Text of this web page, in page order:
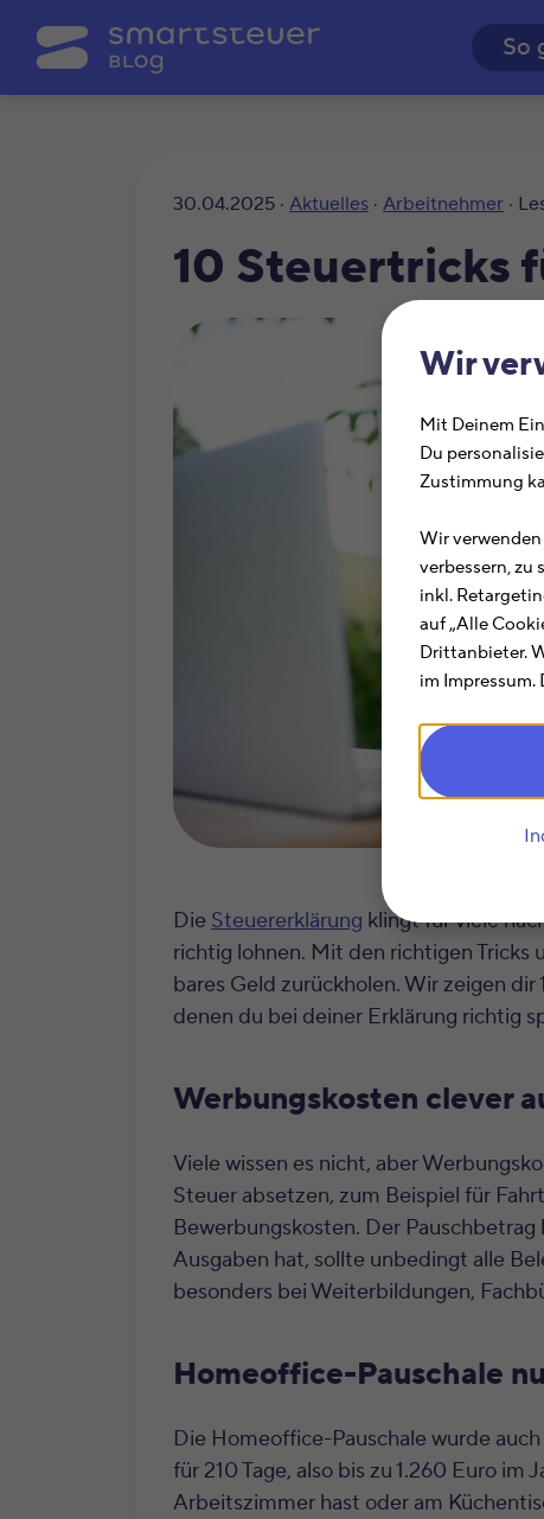
Wir
Mit Deinem
Du
Zustimmung
Wir
verbessern,
inkl.
auf „Alle
Drittanbieter.
im
So
30.04.2025 · Aktuelles · Arbeitnehmer ·
10 Steuertricks
Die Steuererklärung klingt für viele
richtig lohnen. Mit den richtigen Tricks
bares Geld zurückholen. Wir zeigen
denen du bei deiner Erklärung richtig
Werbungskosten clever
Viele wissen es nicht, aber
Steuer absetzen, zum Beispiel für
Bewerbungskosten. Der
Ausgaben hat, sollte unbedingt alle
besonders bei Weiterbildungen,
Homeoffice-Pauschale
Die Homeoffice-Pauschale wurde
für 210 Tage, also bis zu 1.260 Euro im
Arbeitszimmer hast oder am